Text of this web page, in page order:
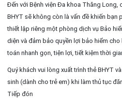
Đến với Bệnh viện Đa khoa Thăng Long,
BHYT sẽ không còn là vấn đề khiến bạn
thiết lập riêng một phòng dịch vụ Bảo
diện và đảm bảo quyền lợi bảo hiểm cho
toán nhanh gọn, tiện lợi, tiết kiệm thời
Quý khách vui lòng xuất trình thẻ BHYT
sinh (dành cho trẻ em) khi làm thủ tục
Tiếp đón